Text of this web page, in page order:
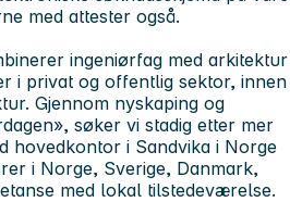
med attester også.
ingeniørfag med arkitektur
i privat og offentlig sektor, innen
Gjennom nyskaping og
søker vi stadig etter mer
hovedkontor i Sandvika i Norge
i Norge, Sverige, Danmark,
med lokal tilstedeværelse.